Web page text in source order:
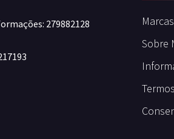
279882128
Marcas
Sobre